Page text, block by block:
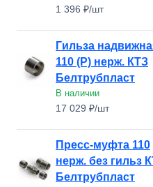
1 396 ₽/шт
Гильза
110 (Р) нерж. КТЗ
Белтрубпласт
В наличии
17 029 ₽/шт
Пресс-муфта 110
нерж. без гильз
Белтрубпласт